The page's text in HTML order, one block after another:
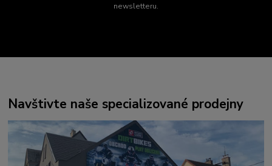
newsletteru.
Navštivte naše specializované prodejny